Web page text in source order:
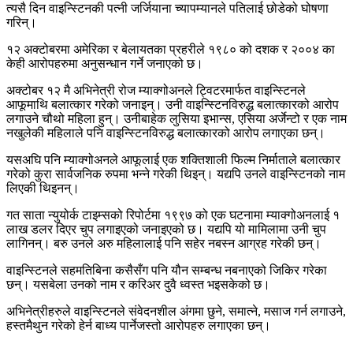
त्यसै दिन वाइन्स्टिनकी पत्नी जर्जियाना च्यापम्यानले पतिलाई छोडेको घोषणा
गरिन्।
१२ अक्टोबरमा अमेरिका र बेलायतका प्रहरीले १९८० को दशक र २००४ का
केही आरोपहरुमा अनुसन्धान गर्ने जनाएको छ।
अक्टोबर १२ मै अभिनेत्री रोज म्याक्गोअनले ट्विटरमार्फत वाइन्स्टिनले
आफूमाथि बलात्कार गरेको जनाइन्। उनी वाइन्स्टिनविरुद्ध बलात्कारको आरोप
लगाउने चौथो महिला हुन्। उनीबाहेक लुसिया इभान्स, एसिया अर्जेन्टो र एक नाम
नखुलेकी महिलाले पनि वाइन्स्टिनविरुद्ध बलात्कारको आरोप लगाएका छन्।
यसअघि पनि म्याक्गोअनले आफूलाई एक शक्तिशाली फिल्म निर्माताले बलात्कार
गरेको कुरा सार्वजनिक रुपमा भन्ने गरेकी थिइन्। यद्यपि उनले वाइन्स्टिनको नाम
लिएकी थिइनन्।
गत साता न्युयोर्क टाइम्सको रिपोर्टमा १९९७ को एक घटनामा म्याक्गोअनलाई १
लाख डलर दिएर चुप लगाइएको जनाइएको छ। यद्यपि यो मामिलामा उनी चुप
लागिनन्। बरु उनले अरु महिलालाई पनि सहेर नबस्न आग्रह गरेकी छन्।
वाइन्स्टिनले सहमतिबिना कसैसँग पनि यौन सम्बन्ध नबनाएको जिकिर गरेका
छन्। यसबेला उनको नाम र करिअर दुवै ध्वस्त भइसकेको छ।
अभिनेत्रीहरुले वाइन्स्टिनले संवेदनशील अंगमा छुने, समात्ने, मसाज गर्न लगाउने,
हस्तमैथुन गरेको हेर्न बाध्य पार्नेजस्तो आरोपहरु लगाएका छन्।